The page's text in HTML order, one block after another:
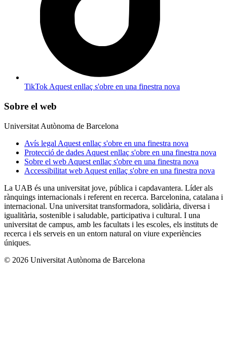
TikTok Aquest enllaç s'obre en una finestra nova
Sobre el web
Universitat Autònoma de Barcelona
Avís legal Aquest enllaç s'obre en una finestra nova
Protecció de dades Aquest enllaç s'obre en una finestra nova
Sobre el web Aquest enllaç s'obre en una finestra nova
Accessibilitat web Aquest enllaç s'obre en una finestra nova
La UAB és una universitat jove, pública i capdavantera. Líder als
rànquings internacionals i referent en recerca. Barcelonina, catalana i
internacional. Una universitat transformadora, solidària, diversa i
igualitària, sostenible i saludable, participativa i cultural. I una
universitat de campus, amb les facultats i les escoles, els instituts de
recerca i els serveis en un entorn natural on viure experiències
úniques.
© 2026 Universitat Autònoma de Barcelona